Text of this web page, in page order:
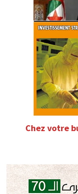
Chez votre